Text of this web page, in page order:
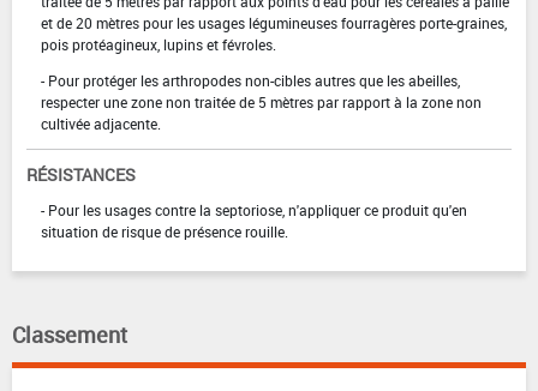
et de 20 mètres pour les usages légumineuses fourragères porte-graines,
pois protéagineux, lupins et févroles.
- Pour protéger les arthropodes non-cibles autres que les abeilles,
respecter une zone non traitée de 5 mètres par rapport à la zone non
cultivée adjacente.
RÉSISTANCES
- Pour les usages contre la septoriose, n'appliquer ce produit qu'en
situation de risque de présence rouille.
Classement